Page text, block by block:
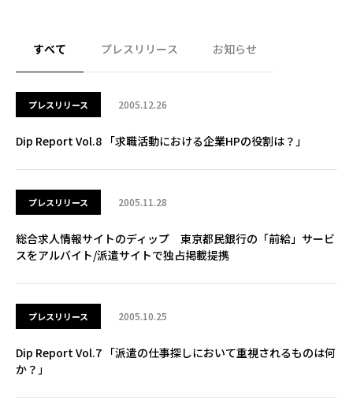
すべて プレスリリース お知らせ
プレスリリース 2005.12.26
Dip Report Vol.8 「求職活動における企業HPの役割は？」
プレスリリース 2005.11.28
総合求人情報サイトのディップ 東京都民銀行の「前給」サービ
スをアルバイト/派遣サイトで独占掲載提携
プレスリリース 2005.10.25
Dip Report Vol.7 「派遣の仕事探しにおいて重視されるものは何
か？」